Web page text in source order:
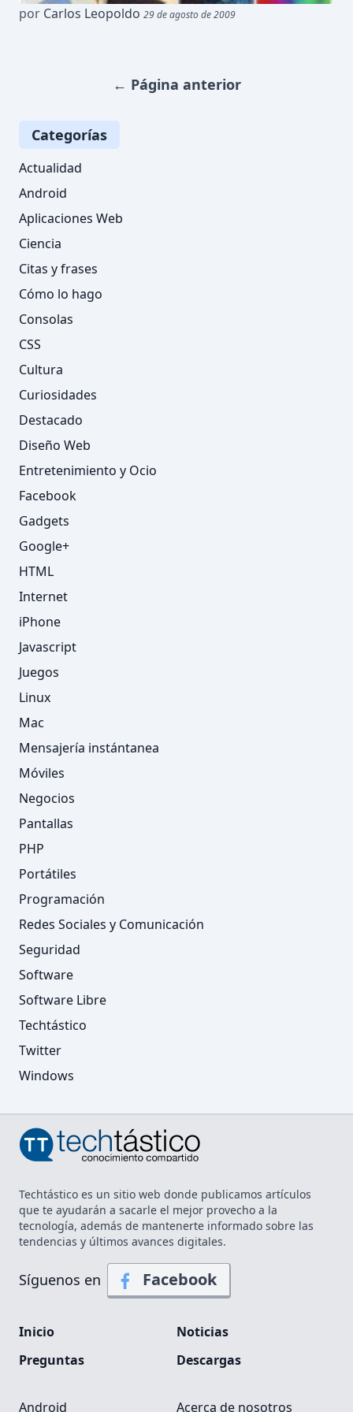
por Carlos Leopoldo 29 de agosto de 2009
← Página anterior
Categorías
Actualidad
Android
Aplicaciones Web
Ciencia
Citas y frases
Cómo lo hago
Consolas
CSS
Cultura
Curiosidades
Destacado
Diseño Web
Entretenimiento y Ocio
Facebook
Gadgets
Google+
HTML
Internet
iPhone
Javascript
Juegos
Linux
Mac
Mensajería instántanea
Móviles
Negocios
Pantallas
PHP
Portátiles
Programación
Redes Sociales y Comunicación
Seguridad
Software
Software Libre
Techtástico
Twitter
Windows
Techtástico es un sitio web donde publicamos artículos
que te ayudarán a sacarle el mejor provecho a la
tecnología, además de mantenerte informado sobre las
tendencias y últimos avances digitales.
Síguenos en Facebook
Inicio
Preguntas
Noticias
Descargas
Android Acerca de nosotros